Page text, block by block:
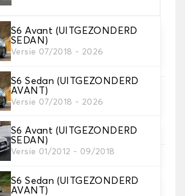
S6 Avant (UITGEZONDERD
SEDAN)
Versie 07/2018 - 2026
S6 Sedan (UITGEZONDERD
AVANT)
Versie 07/2018 - 2026
S6 Avant (UITGEZONDERD
SEDAN)
Versie 01/2012 - 09/2018
S6 Sedan (UITGEZONDERD
AVANT)
van uw kofferbakmat
je tapijt kofferruimte.
voor de riem.